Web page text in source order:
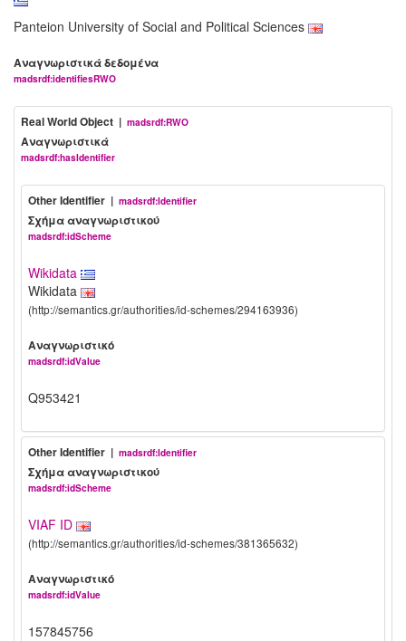
Panteion University of Social and Political Sciences
Αναγνωριστικά δεδομένα
madsrdf:identifiesRWO
Real World Object | madsrdf:RWO
Αναγνωριστικά
madsrdf:hasIdentifier
Other Identifier | madsrdf:Identifier
Σχήμα αναγνωριστικού
madsrdf:idScheme
Wikidata
Wikidata
(http://semantics.gr/authorities/id-schemes/294163936)
Αναγνωριστικό
madsrdf:idValue
Q953421
Other Identifier | madsrdf:Identifier
Σχήμα αναγνωριστικού
madsrdf:idScheme
VIAF ID
(http://semantics.gr/authorities/id-schemes/381365632)
Αναγνωριστικό
madsrdf:idValue
157845756